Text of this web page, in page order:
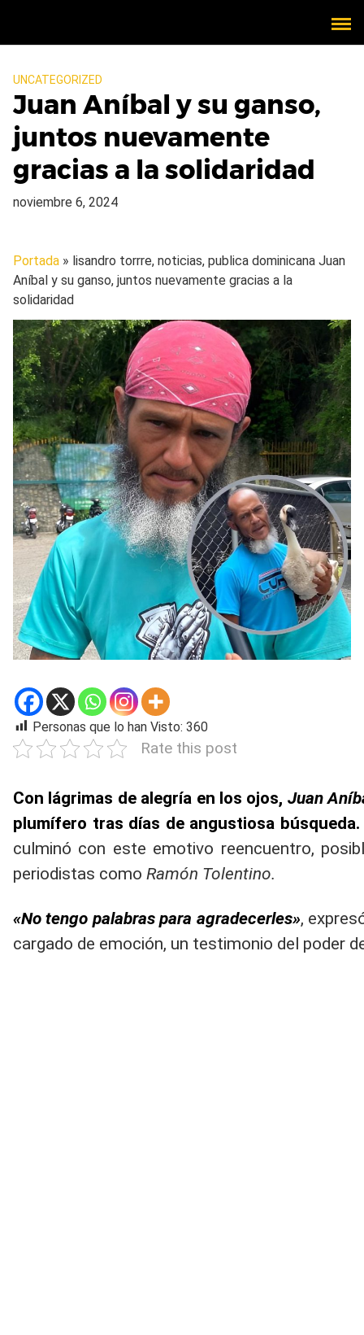
UNCATEGORIZED
Juan Aníbal y su ganso,
juntos nuevamente
gracias a la solidaridad
noviembre 6, 2024
Portada » lisandro torrre, noticias, publica dominicana Juan
Aníbal y su ganso, juntos nuevamente gracias a la
solidaridad
Personas que lo han Visto: 360
Rate this post
Con lágrimas de alegría en los ojos, Juan
plumífero tras días de angustiosa búsqueda.
culminó con este emotivo reencuentro,
periodistas como Ramón Tolentino.
«No tengo palabras para agradecerles»,
cargado de emoción, un testimonio del poder